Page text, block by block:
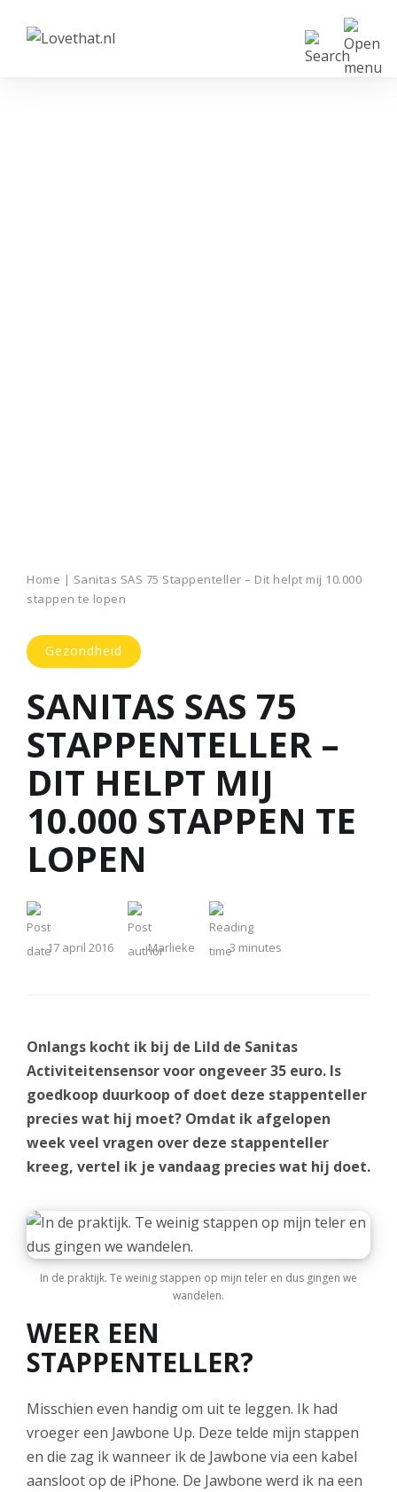
Home | Sanitas SAS 75 Stappenteller – Dit helpt mij 10.000
stappen te lopen
Gezondheid
SANITAS SAS 75
STAPPENTELLER –
DIT HELPT MIJ
10.000 STAPPEN TE
LOPEN
17 april 2016 Marlieke 3 minutes
Onlangs kocht ik bij de Lild de Sanitas
Activiteitensensor voor ongeveer 35 euro. Is
goedkoop duurkoop of doet deze stappenteller
precies wat hij moet? Omdat ik afgelopen
week veel vragen over deze stappenteller
kreeg, vertel ik je vandaag precies wat hij doet.
In de praktijk. Te weinig stappen op mijn teler en dus gingen we
wandelen.
WEER EEN
STAPPENTELLER?
Misschien even handig om uit te leggen. Ik had
vroeger een Jawbone Up. Deze telde mijn stappen
en die zag ik wanneer ik de Jawbone via een kabel
aansloot op de iPhone. De Jawbone werd ik na een